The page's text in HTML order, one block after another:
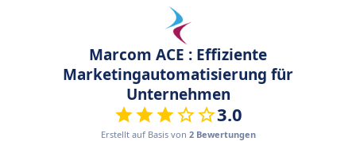
Marcom ACE : Effiziente
Marketingautomatisierung für
Unternehmen
3.0
Erstellt auf Basis von 2 Bewertungen